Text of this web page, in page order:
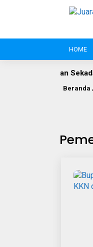
HOME
Sekadar Turnamen,
Beranda